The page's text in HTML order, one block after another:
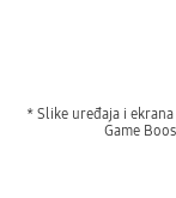
* Slike uređaja i
Game